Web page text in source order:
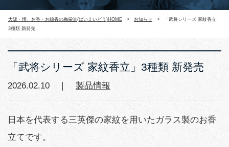
大阪・堺、お香・お線香の梅栄堂(ばいえいどう)HOME > お知らせ >
「武将シリーズ 家紋香立」
3種類 新発売
「武将シリーズ 家紋香立」3種類 新発売
2026.02.10 ｜ 製品情報
日本を代表する三英傑の家紋を用いたガラス製のお香
立てです。